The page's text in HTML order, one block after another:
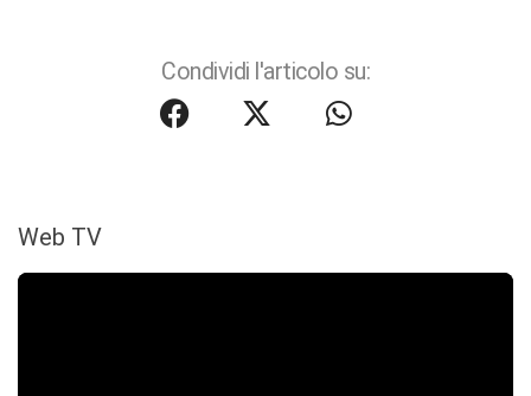
Condividi l'articolo su:
Web TV